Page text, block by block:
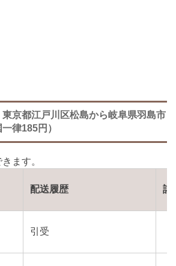
東京都江戸川区松島から岐阜県羽島市
律185円）
配送履歴 詳
引受